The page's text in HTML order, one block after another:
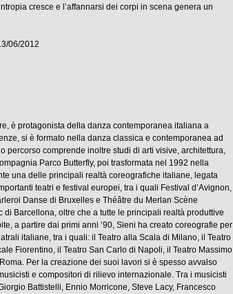
cresce e l’affannarsi dei corpi in scena genera un
06/2012
è protagonista della danza contemporanea italiana a
si è formato nella danza classica e contemporanea ad
percorso comprende inoltre studi di arti visive, architettura,
Parco Butterfly, poi trasformata nel 1992 nella
una delle principali realtà coreografiche italiane, legata
teatri e festival europei, tra i quali Festival d’Avignon,
Danse di Bruxelles e Théâtre du Merlan Scène
di Barcellona, oltre che a tutte le principali realtà produttive
a partire dai primi anni ’90, Sieni ha creato coreografie per
italiane, tra i quali: il Teatro alla Scala di Milano, il Teatro
Fiorentino, il Teatro San Carlo di Napoli, il Teatro Massimo
Per la creazione dei suoi lavori si è spesso avvalso
e compositori di rilievo internazionale. Tra i musicisti
Battistelli, Ennio Morricone, Steve Lacy, Francesco